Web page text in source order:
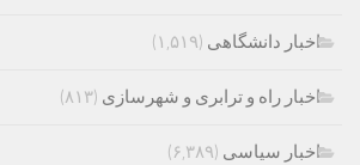
اخبار دانشگاهی (۱,۵۱۹)
اخبار راه و ترابری و شهرسازی (۸۱۳)
اخبار سیاسی (۶,۳۸۹)